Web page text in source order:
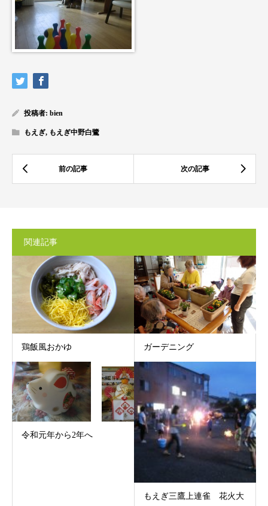
投稿者: bien
もえぎ, もえぎ中野白鷺
関連記事
鶏飯風おかゆ ガーデニング
令和元年から2年へ
もえぎ三鷹上連雀 花火大